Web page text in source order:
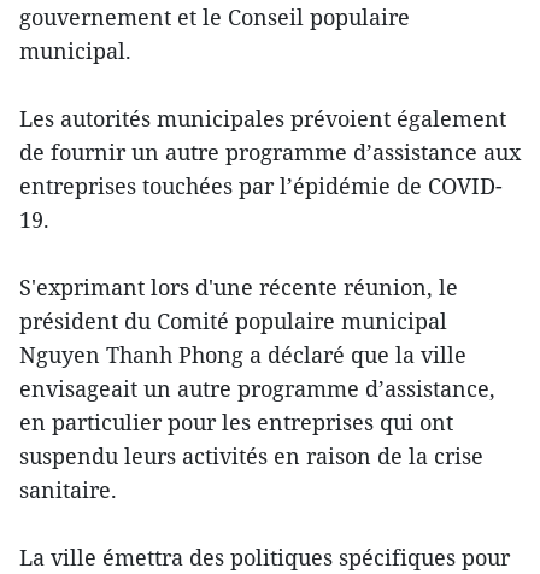
gouvernement et le Conseil populaire
municipal.
Les autorités municipales prévoient également
de fournir un autre programme d’assistance aux
entreprises touchées par l’épidémie de COVID-
19.
S'exprimant lors d'une récente réunion, le
président du Comité populaire municipal
Nguyen Thanh Phong a déclaré que la ville
envisageait un autre programme d’assistance,
en particulier pour les entreprises qui ont
suspendu leurs activités en raison de la crise
sanitaire.
La ville émettra des politiques spécifiques pour